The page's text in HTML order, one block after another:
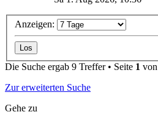
Anzeigen:
Die Suche ergab 9 Treffer • Seite 1 von
Zur erweiterten Suche
Gehe zu